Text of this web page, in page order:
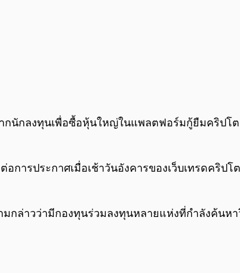
กนักลงทุนเพื่อซื้อหุ้นใหญ่ในแพลตฟอร์มกู้ยืมคริปโ
การประกาศเมื่อเช้าวันอังคารของเว็บเทรดคริปโต
มกล่าวว่ามีกองทุนร่วมลงทุนหลายแห่งที่กำลังค้นห